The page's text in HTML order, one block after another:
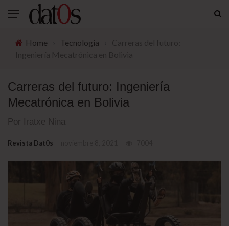
Home Tecnología
Carreras del futuro: Ingeniería
Mecatrónica en Bolivia
Por Iratxe Nina
Revista Dat0s